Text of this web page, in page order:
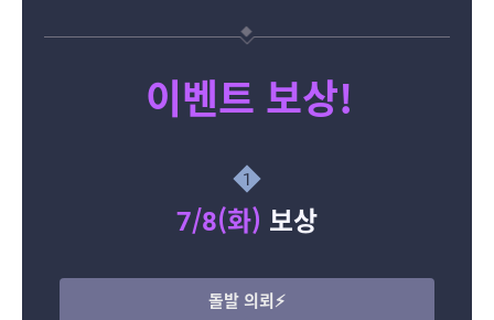
이벤트 보상!
1
7/8(화) 보상
돌발 의뢰⚡